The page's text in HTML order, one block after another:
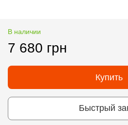
В наличии
7 680 грн
Купить
Быстрый